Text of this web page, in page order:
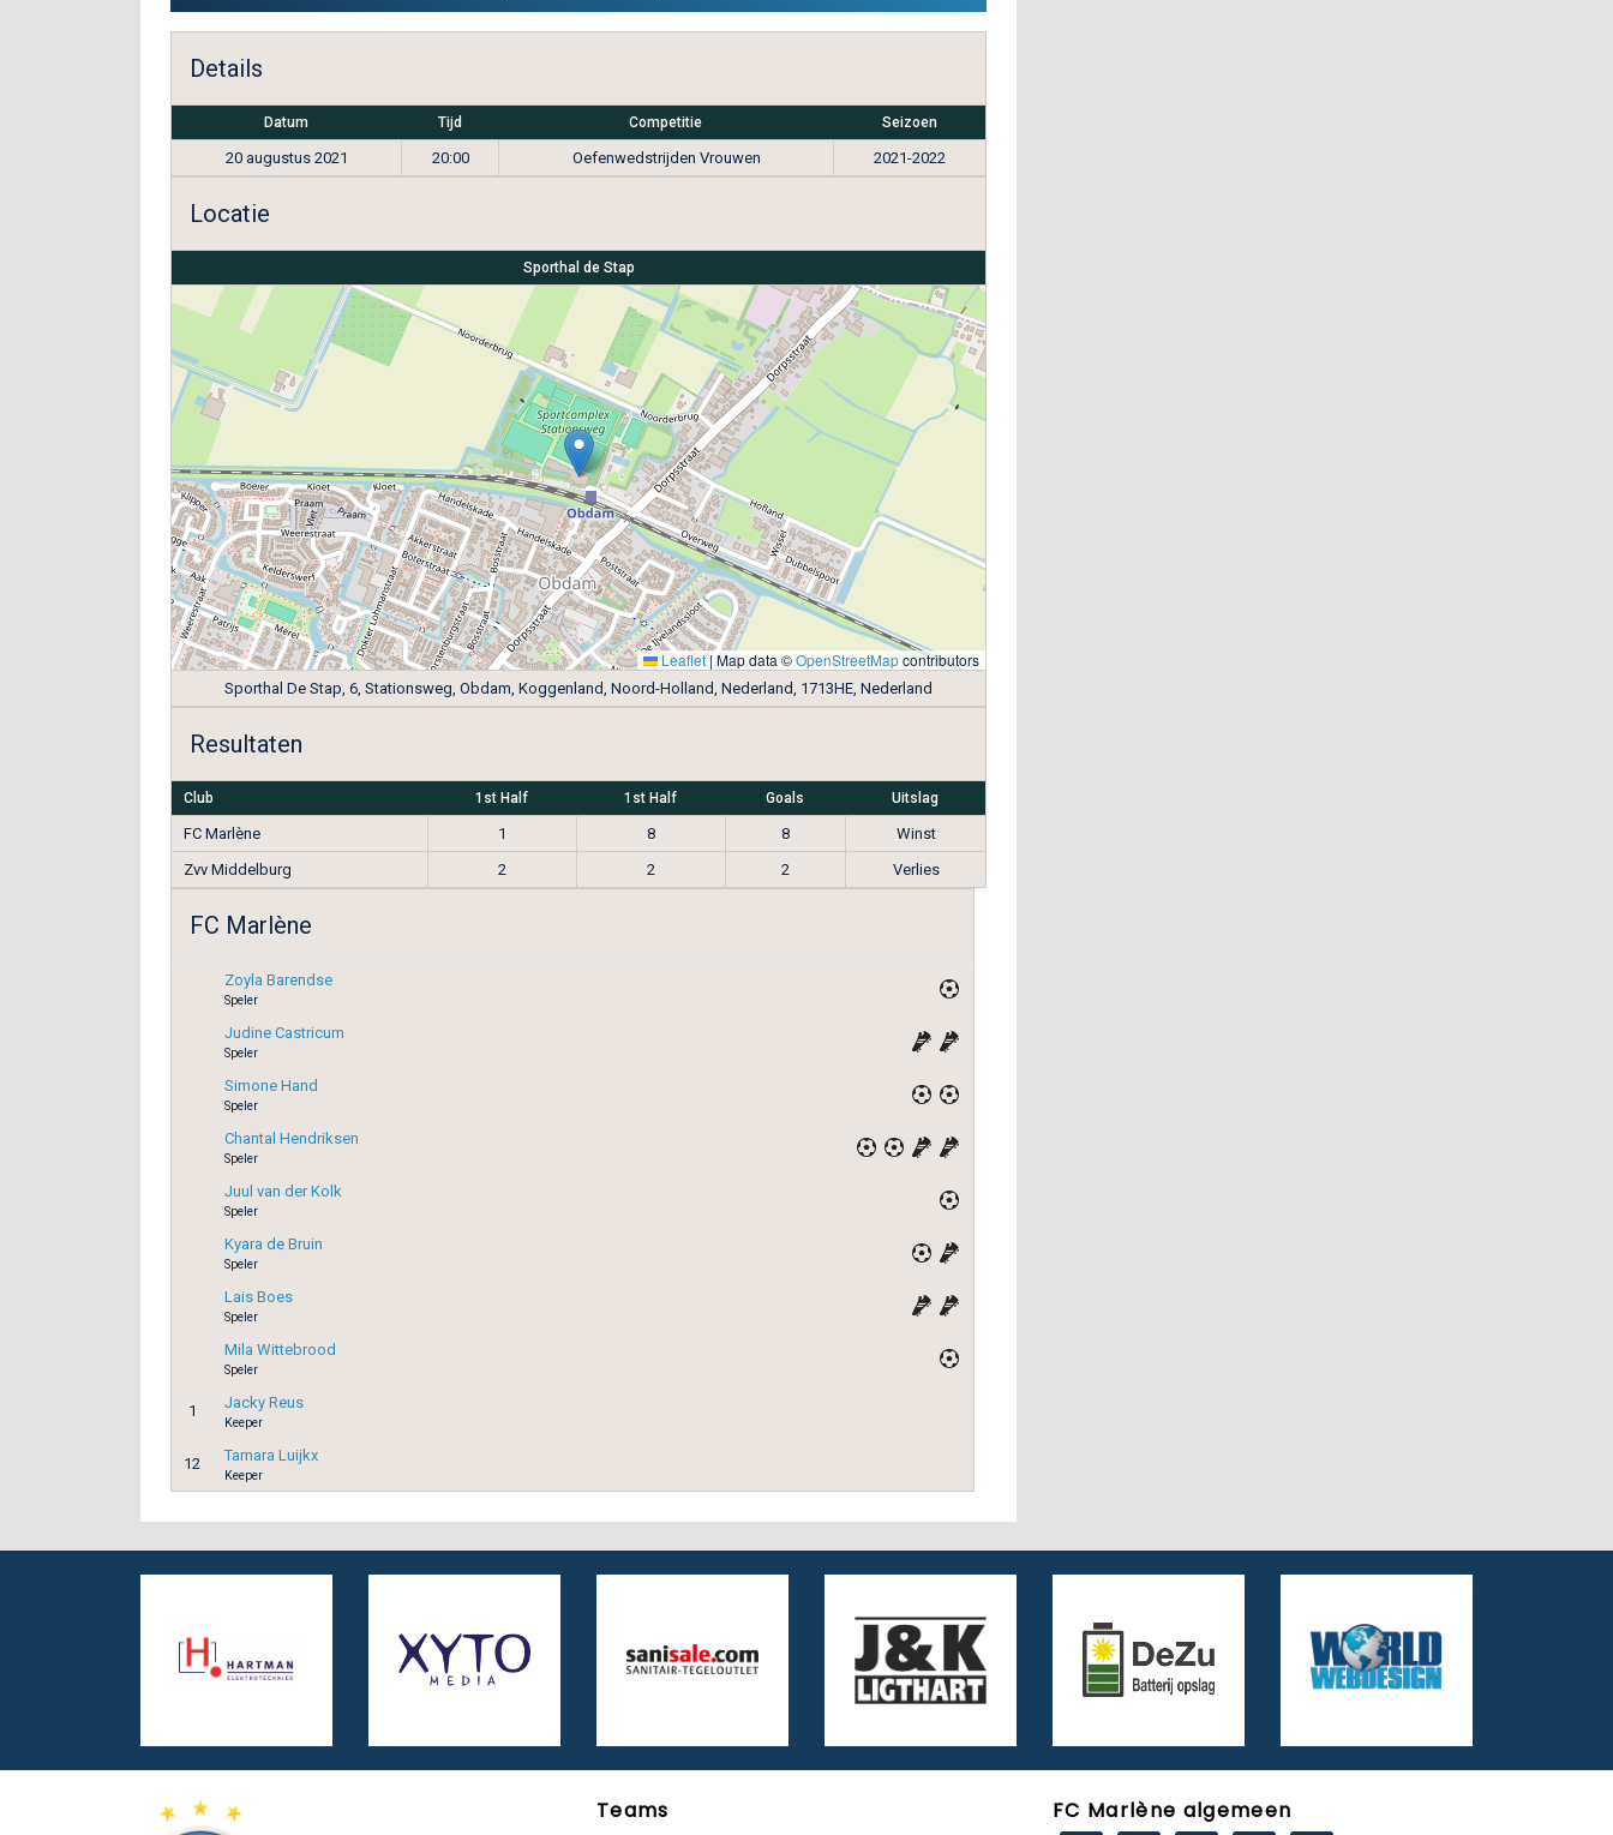
Details
Datum Tijd Competitie Seizoen
20 augustus 2021 20:00 Oefenwedstrijden Vrouwen 2021-2022
Locatie
Sporthal de Stap
Leaflet | Map data ©OpenStreetMapcontributors
Sporthal De Stap, 6, Stationsweg, Obdam, Koggenland, Noord-Holland, Nederland, 1713HE, Nederland
Resultaten
Club 1st Half 1st Half Goals Uitslag
FC Marlène 1 8 8
Winst
Zvv Middelburg
2 2 2 Verlies
FC Marlène
Zoyla Barendse
Speler
Judine Castricum
Speler
Simone Hand
Speler
Chantal Hendriksen
Speler
Juul van der Kolk
Speler
Kyara de Bruin
Speler
Lais Boes
Speler
Mila Wittebrood
Speler
1 Jacky Reus
Keeper
12 Tamara Luijkx
Keeper
Teams
FC Marlène algemeen